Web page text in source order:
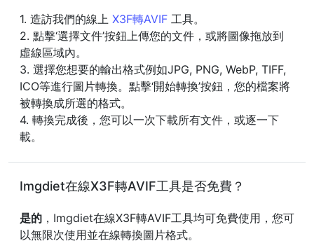
1. 造訪我們的線上 X3F轉AVIF 工具。
2. 點擊‘選擇文件’按鈕上傳您的文件，或將圖像拖放到
虛線區域內。
3. 選擇您想要的輸出格式例如JPG, PNG, WebP, TIFF,
ICO等進行圖片轉換。點擊‘開始轉換’按鈕，您的檔案將
被轉換成所選的格式。
4. 轉換完成後，您可以一次下載所有文件，或逐一下
載。
Imgdiet在線X3F轉AVIF工具是否免費？
是的 ，Imgdiet在線X3F轉AVIF工具均可免費使用，您可
以無限次使用並在線轉換圖片格式。